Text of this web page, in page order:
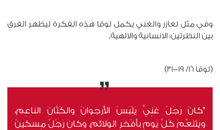
وفي مثل لعازر والغني يكمل لوقا هذه الفكرة ليظهر الفرق
بين النظرتين: الانسانية والالهية.
(لوقا 16/ 19-31)
"كانَ رَجُلٌ غَنِيٌّ يَلْبَسُ الأُرجوانَ والكَتّانَ الناعِم،
ويَتَنَعَّمُ كُلَّ يَومٍ بأفْخَرِ الوَلائم. وكانَ رَجُلٌ مِسكينٌ